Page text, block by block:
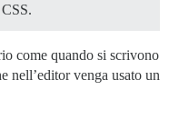
come quando si scrivono
nell’editor venga usato un